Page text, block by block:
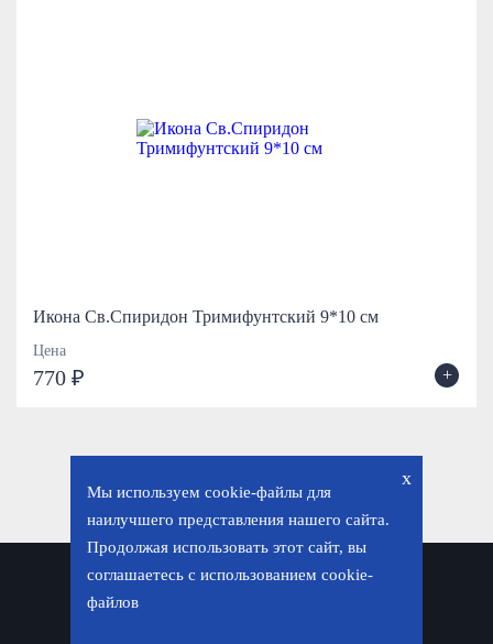
Икона Св.Спиридон Тримифунтский 9*10 см
Цена
770 ₽ +
x
Мы используем cookie-файлы для
наилучшего представления нашего сайта.
Продолжая использовать этот сайт, вы
соглашаетесь с использованием cookie-
файлов